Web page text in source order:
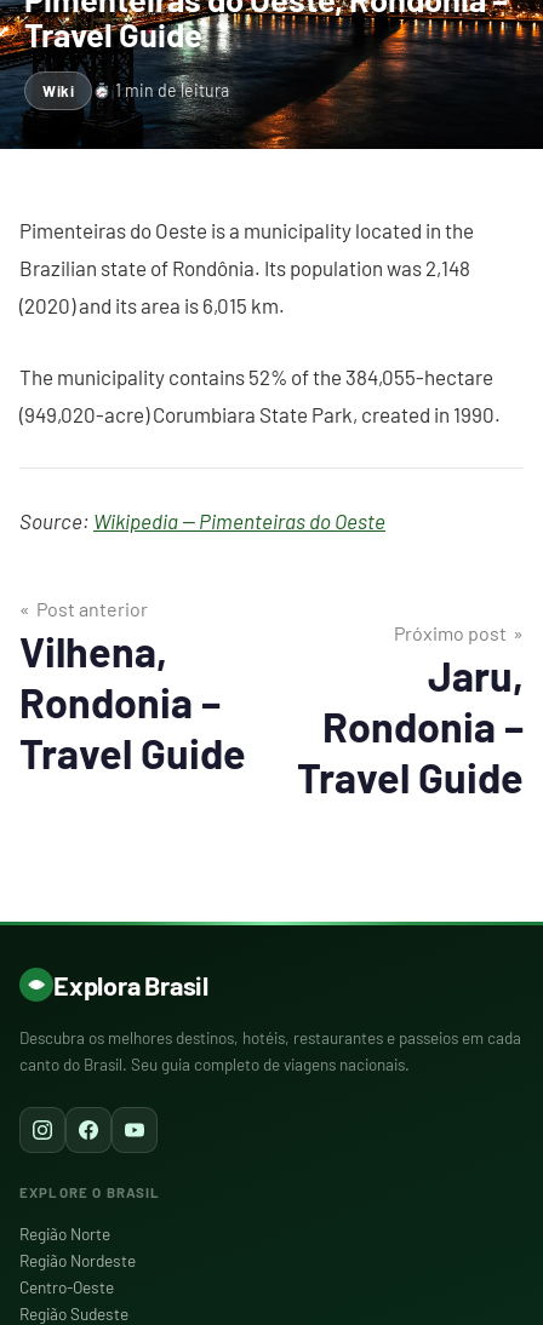
Travel Guide
Wiki 1 min de leitura
Pimenteiras do Oeste is a municipality located in the
Brazilian state of Rondônia. Its population was 2,148
(2020) and its area is 6,015 km.
The municipality contains 52% of the 384,055-hectare
(949,020-acre) Corumbiara State Park, created in 1990.
Source: Wikipedia — Pimenteiras do Oeste
Post anterior
Vilhena,
Rondonia –
Travel Guide
Próximo post
Jaru,
Rondonia –
Travel Guide
Explora Brasil
Descubra os melhores destinos, hotéis, restaurantes e passeios em cada
canto do Brasil. Seu guia completo de viagens nacionais.
EXPLORE O BRASIL
Região Norte
Região Nordeste
Centro-Oeste
Região Sudeste